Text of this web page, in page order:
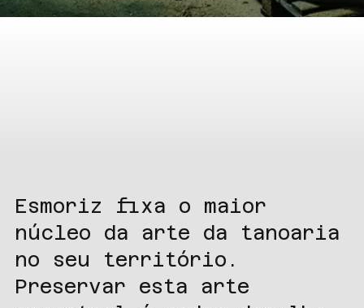
Esmoriz fixa o maior
núcleo da arte da tanoaria
no seu território.
Preservar esta arte